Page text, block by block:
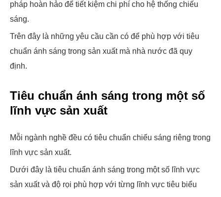
pháp hoàn hảo để tiết kiệm chi phí cho hệ thống chiếu
sáng.
Trên đây là những yêu cầu cần có để phù hợp với tiêu
chuẩn ánh sáng trong sản xuất mà nhà nước đã quy
định.
Tiêu chuẩn ánh sáng trong một số
lĩnh vực sản xuất
Mỗi ngành nghề đều có tiêu chuẩn chiếu sáng riêng trong
lĩnh vực sản xuất.
Dưới đây là tiêu chuẩn ánh sáng trong một số lĩnh vực
sản xuất và độ rọi phù hợp với từng lĩnh vực tiêu biểu